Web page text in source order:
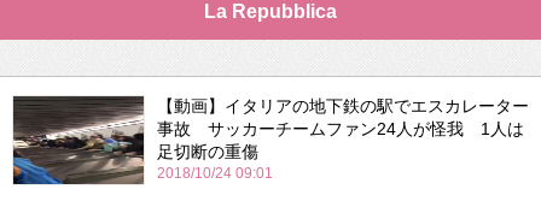
La Repubblica
【動画】イタリアの地下鉄の駅でエスカレーター
事故 サッカーチームファン24人が怪我 1人は
足切断の重傷
2018/10/24 09:01